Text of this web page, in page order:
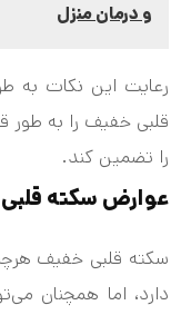
و درمان منزل
رعایت این نکات به
قلبی خفیف را به
را تضمین کند.
عوارض سکته
سکته قلبی خفیف
دارد، اما همچنان